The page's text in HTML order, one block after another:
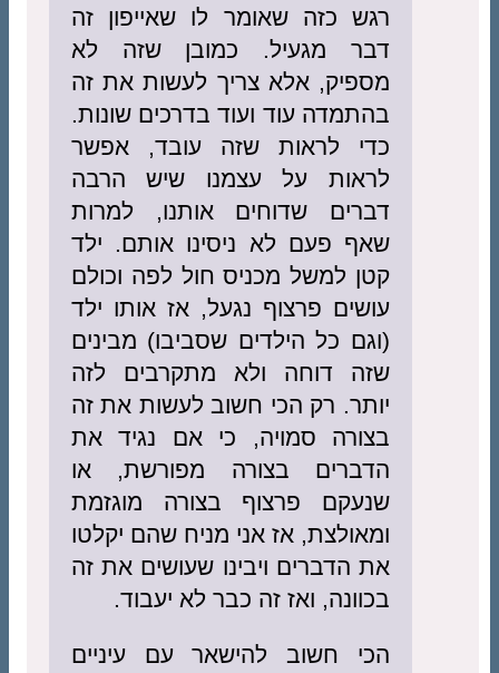
רגש כזה שאומר לו שאייפון זה
דבר מגעיל. כמובן שזה לא
מספיק, אלא צריך לעשות את זה
בהתמדה עוד ועוד בדרכים שונות.
כדי לראות שזה עובד, אפשר
לראות על עצמנו שיש הרבה
דברים שדוחים אותנו, למרות
שאף פעם לא ניסינו אותם. ילד
קטן למשל מכניס חול לפה וכולם
עושים פרצוף נגעל, אז אותו ילד
(וגם כל הילדים שסביבו) מבינים
שזה דוחה ולא מתקרבים לזה
יותר. רק הכי חשוב לעשות את זה
בצורה סמויה, כי אם נגיד את
הדברים בצורה מפורשת, או
שנעקם פרצוף בצורה מוגזמת
ומאולצת, אז אני מניח שהם יקלטו
את הדברים ויבינו שעושים את זה
בכוונה, ואז זה כבר לא יעבוד.
הכי חשוב להישאר עם עיניים